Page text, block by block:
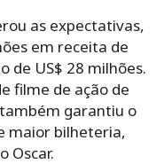
as expectativas,
em receita de
de US$ 28 milhões.
filme de ação de
garantiu o
maior bilheteria,
Oscar.